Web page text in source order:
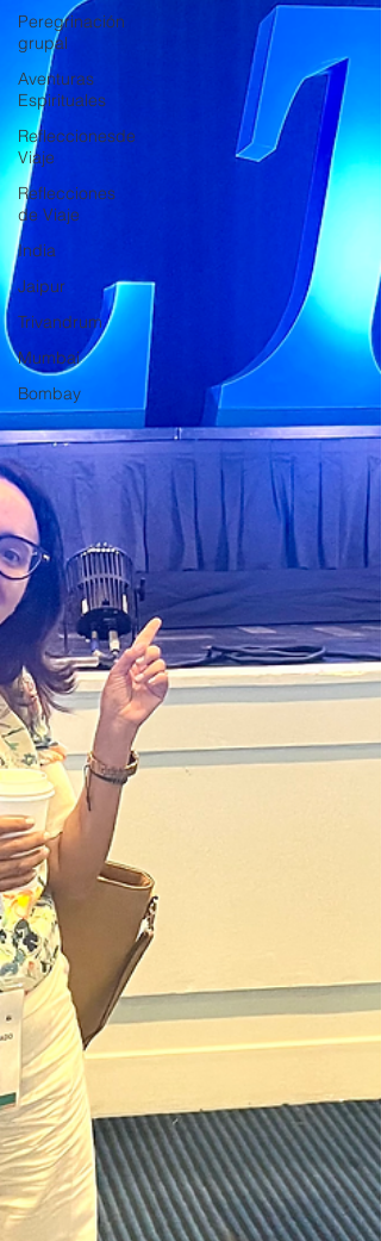
Peregrinación
grupal
Aventuras
Espirituales
Refleccionesde
Viaje
Reflecciones
de Viaje
India
Jaipur
Trivandrum
Mumbai
Bombay